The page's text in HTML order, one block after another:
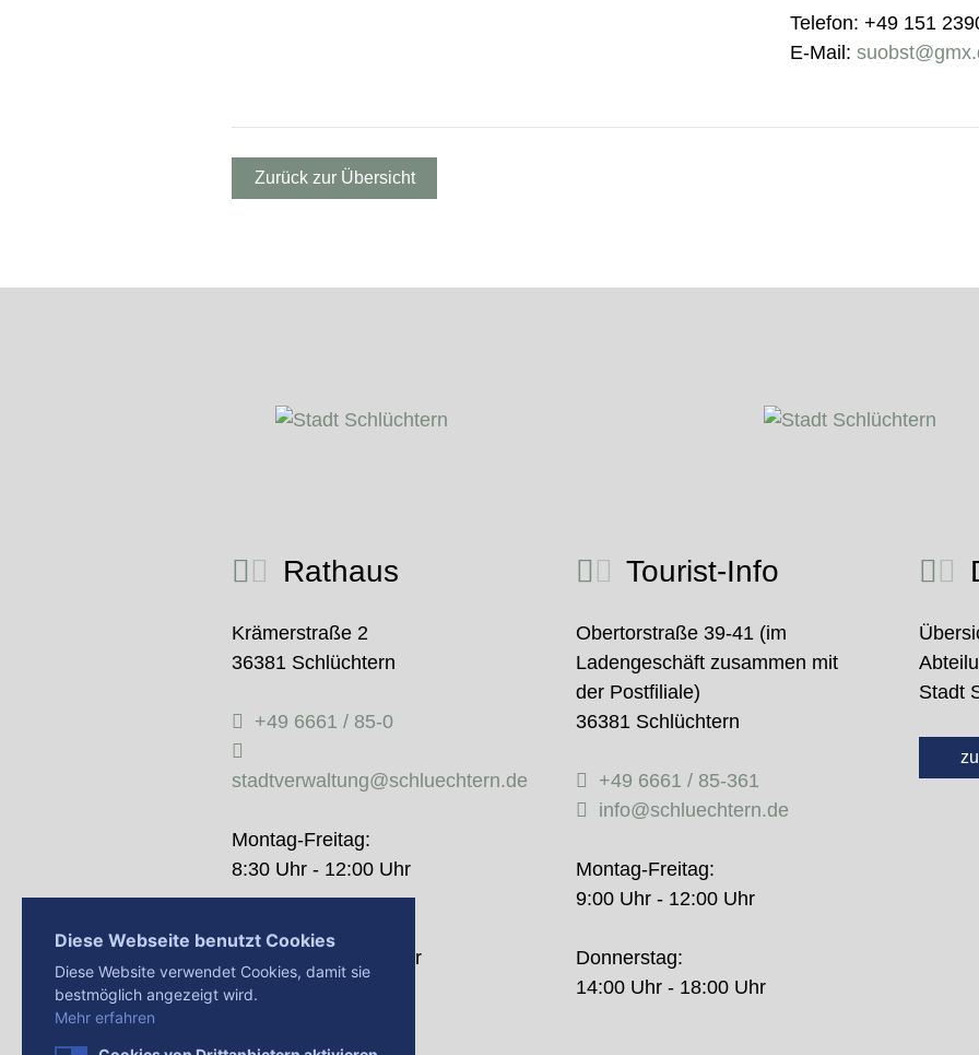
Telefon: +49 151
E-Mail:
Zurück zur Übersicht
Rathaus
Krämerstraße 2
36381 Schlüchtern
+49 6661 / 85-0
stadtverwaltung@schluechtern.de
Montag-Freitag:
8:30 Uhr - 12:00 Uhr
Donnerstag:
14:00 Uhr - 18:00 Uhr
Tourist-Info
Obertorstraße 39-41 (im
Ladengeschäft zusammen mit
der Postfiliale)
36381 Schlüchtern
+49 6661 / 85-361
info@schluechtern.de
Montag-Freitag:
9:00 Uhr - 12:00 Uhr
Donnerstag:
14:00 Uhr - 18:00 Uhr
Stadt
Diese Webseite benutzt Cookies
Diese Website verwendet Cookies, damit sie
bestmöglich angezeigt wird.
Mehr erfahren